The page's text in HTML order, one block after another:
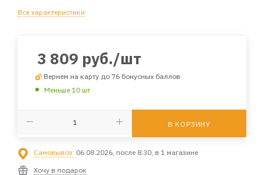
Все характеристики
3 809 руб./шт
Вернем на карту до 76 бонусных баллов
Меньше 10 шт
В КОРЗИНУ
Самовывоз: 06.08.2026, после 8:30, в 1 магазине
Хочу в подарок